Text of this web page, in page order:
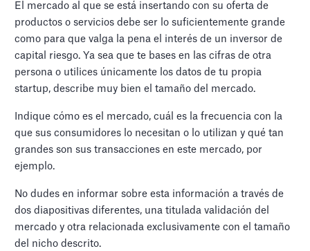
El mercado al que se está insertando con su oferta de
productos o servicios debe ser lo suficientemente grande
como para que valga la pena el interés de un inversor de
capital riesgo. Ya sea que te bases en las cifras de otra
persona o utilices únicamente los datos de tu propia
startup, describe muy bien el tamaño del mercado.
Indique cómo es el mercado, cuál es la frecuencia con la
que sus consumidores lo necesitan o lo utilizan y qué tan
grandes son sus transacciones en este mercado, por
ejemplo.
No dudes en informar sobre esta información a través de
dos diapositivas diferentes, una titulada validación del
mercado y otra relacionada exclusivamente con el tamaño
del nicho descrito.